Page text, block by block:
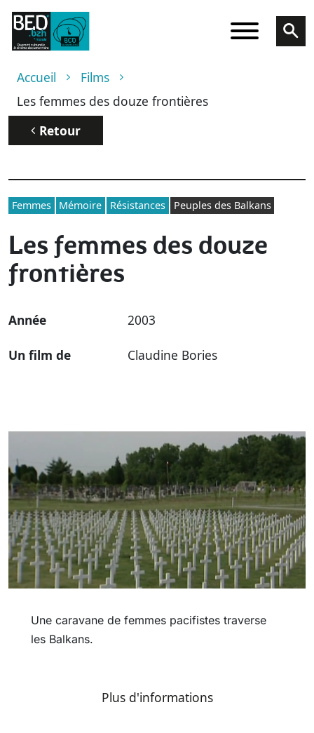
Aller au contenu principal
Fil d'Ariane
Accueil
Films
Les femmes des douze frontières
Retour
Femmes Mémoire Résistances Peuples des Balkans
Les femmes des douze
frontières
Année 2003
Un film de Claudine Bories
Une caravane de femmes pacifistes traverse
les Balkans.
Plus d'informations